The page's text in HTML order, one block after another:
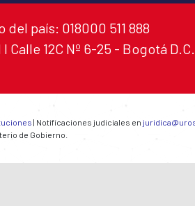
país: 018000 511 888
12C Nº 6-25 - Bogotá
| Notificaciones judiciales en
de Gobierno.